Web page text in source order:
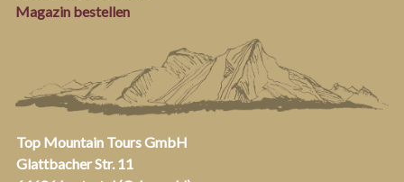
Magazin bestellen
Top Mountain Tours GmbH
Glattbacher Str. 11